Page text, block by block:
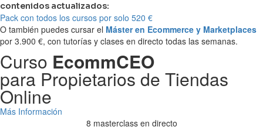
contenidos actualizados:
Pack con todos los cursos por solo 520 €
O también puedes cursar el Máster en Ecommerce y Marketplaces
por 3.900 €, con tutorías y clases en directo todas las semanas.
Curso EcommCEO
para Propietarios de Tiendas
Online
Más Información
8 masterclass en directo